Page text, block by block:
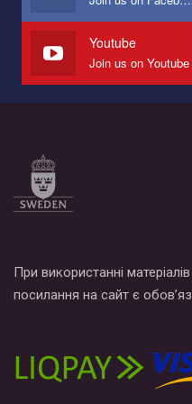
наш план по борьбе с
СОГИ в Украине.
Все, что вам нужно сделать
по этой ссылке и поставить
Youtube
Join us on Youtube
При використанні
посилання на сайт є